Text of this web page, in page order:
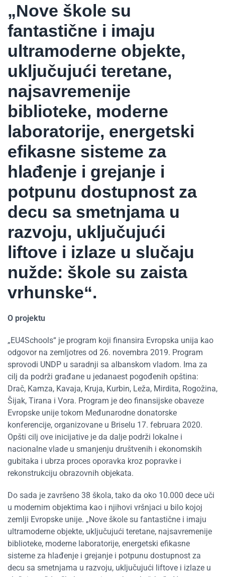
„Nove škole su
fantastične i imaju
ultramoderne objekte,
uključujući teretane,
najsavremenije
biblioteke, moderne
laboratorije, energetski
efikasne sisteme za
hlađenje i grejanje i
potpunu dostupnost za
decu sa smetnjama u
razvoju, uključujući
liftove i izlaze u slučaju
nužde: škole su zaista
vrhunske“.
O projektu
„EU4Schools“ je program koji finansira Evropska unija kao
odgovor na zemljotres od 26. novembra 2019. Program
sprovodi UNDP u saradnji sa albanskom vladom. Ima za
cilj da podrži građane u jedanaest pogođenih opština:
Drač, Kamza, Kavaja, Kruja, Kurbin, Leža, Mirdita, Rogožina,
Šijak, Tirana i Vora. Program je deo finansijske obaveze
Evropske unije tokom Međunarodne donatorske
konferencije, organizovane u Briselu 17. februara 2020.
Opšti cilj ove inicijative je da dalje podrži lokalne i
nacionalne vlade u smanjenju društvenih i ekonomskih
gubitaka i ubrza proces oporavka kroz popravke i
rekonstrukciju obrazovnih objekata.
Do sada je završeno 38 škola, tako da oko 10.000 dece uči
u modernim objektima kao i njihovi vršnjaci u bilo kojoj
zemlji Evropske unije. „Nove škole su fantastične i imaju
ultramoderne objekte, uključujući teretane, najsavremenije
biblioteke, moderne laboratorije, energetski efikasne
sisteme za hlađenje i grejanje i potpunu dostupnost za
decu sa smetnjama u razvoju, uključujući liftove i izlaze u